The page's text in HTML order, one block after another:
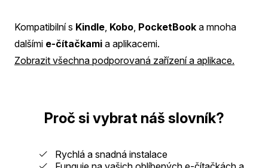
Kompatibilní s Kindle Kobo PocketBook a mnoha
dalšími e-čítačkami a aplikacemi.
Zobrazit všechna podporovaná zařízení a aplikace.
Proč si vybrat náš slovník?
Rychlá a snadná instalace